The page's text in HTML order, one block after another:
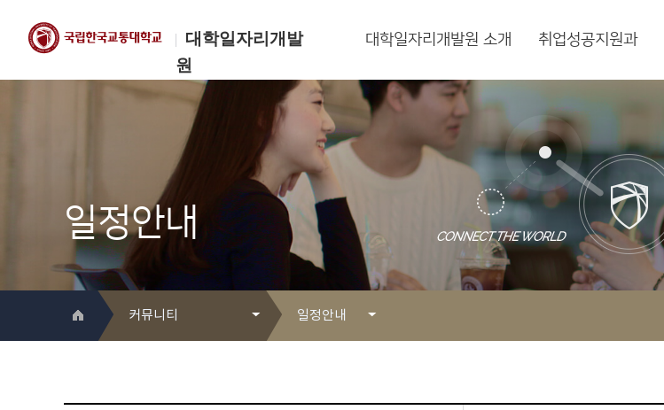
대학일자리개발
원
한국교통대학교
대학일자리개발원
대학일자리개발원 소개 취업성공지원과
일정안내
커뮤니티
취업성공지원과
일정안내
자유게시판